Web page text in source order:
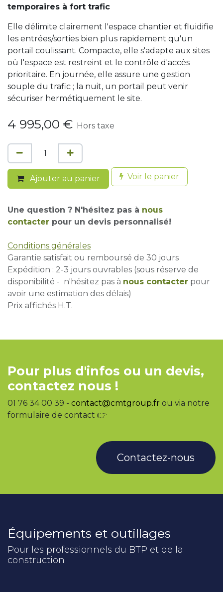
temporaires à fort trafic
Elle délimite clairement l'espace chantier et fluidifie
les entrées/sorties bien plus rapidement qu'un
portail coulissant. Compacte, elle s'adapte aux sites
où l'espace est restreint et le contrôle d'accès
prioritaire. En journée, elle assure une gestion
souple du trafic ; la nuit, un portail peut venir
sécuriser hermétiquement le site.
4 995,00 € Hors taxe
Ajouter au panier Voir le panier
Une question ? N'hésitez pas à nous
contacter pour un devis personnalisé!
Conditions générales
Garantie satisfait ou remboursé de 30 jours
Expédition : 2-3 jours ouvrables (sous réserve de
disponibilité - n'hésitez pas à nous contacter pour
avoir une estimation des délais)
Prix affichés H.T.
Pour plus d'infos ou un devis,
contactez nous !
01 76 34 00 39 - contact@cmtgroup.fr ou via notre
formulaire de contact 👉
Contactez-nous
Équipements et outillages
Pour les professionnels du BTP et de la
construction